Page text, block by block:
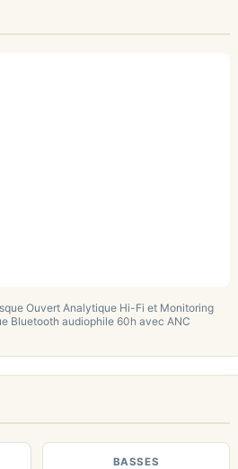
Ouvert Analytique Hi-Fi et Monitoring
Bluetooth audiophile 60h avec ANC
BASSES